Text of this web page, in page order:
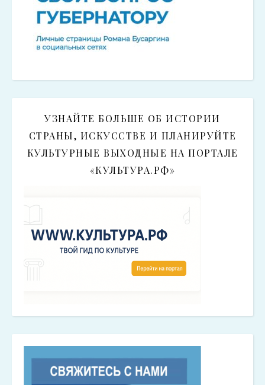
УЗНАЙТЕ БОЛЬШЕ ОБ ИСТОРИИ
СТРАНЫ, ИСКУССТВЕ И ПЛАНИРУЙТЕ
КУЛЬТУРНЫЕ ВЫХОДНЫЕ НА ПОРТАЛЕ
«КУЛЬТУРА.РФ»